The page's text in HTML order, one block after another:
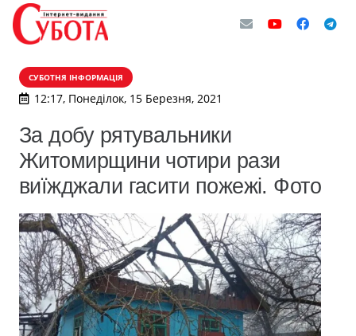
СУБОТНЯ ІНФОРМАЦІЯ
12:17, Понеділок, 15 Березня, 2021
За добу рятувальники
Житомирщини чотири рази
виїжджали гасити пожежі. Фото